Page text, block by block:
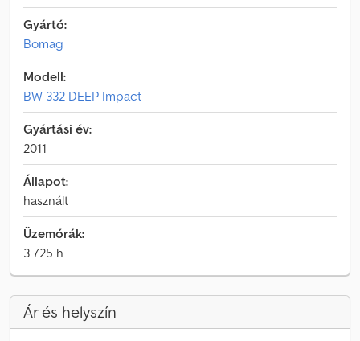
Gyártó:
Bomag
Modell:
BW 332 DEEP Impact
Gyártási év:
2011
Állapot:
használt
Üzemórák:
3 725 h
Ár és helyszín